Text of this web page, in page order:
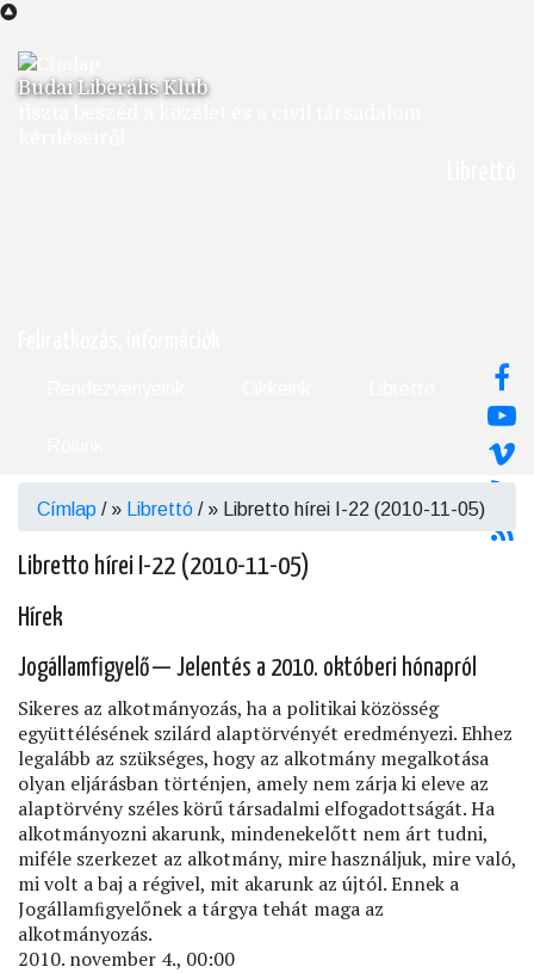
Ugrás
tartalomra
Budai Liberális Klub
Morzsa
Címlap / Librettó / Libretto hírei I-22 (2010-11-05)
Libretto hírei I-22 (2010-11-05)
Hírek
Jogállamﬁgyelő — Jelentés a 2010. októberi hónapról
Sikeres az alkotmányozás, ha a politikai közösség
együttélésének szilárd alaptörvényét eredményezi. Ehhez
legalább az szükséges, hogy az alkotmány megalkotása
olyan eljárásban történjen, amely nem zárja ki eleve az
alaptörvény széles körű társadalmi elfogadottságát. Ha
alkotmányozni akarunk, mindenekelőtt nem árt tudni,
miféle szerkezet az alkotmány, mire használjuk, mire való,
mi volt a baj a régivel, mit akarunk az újtól. Ennek a
Jogállamﬁgyelőnek a tárgya tehát maga az
alkotmányozás.
2010. november 4., 00:00